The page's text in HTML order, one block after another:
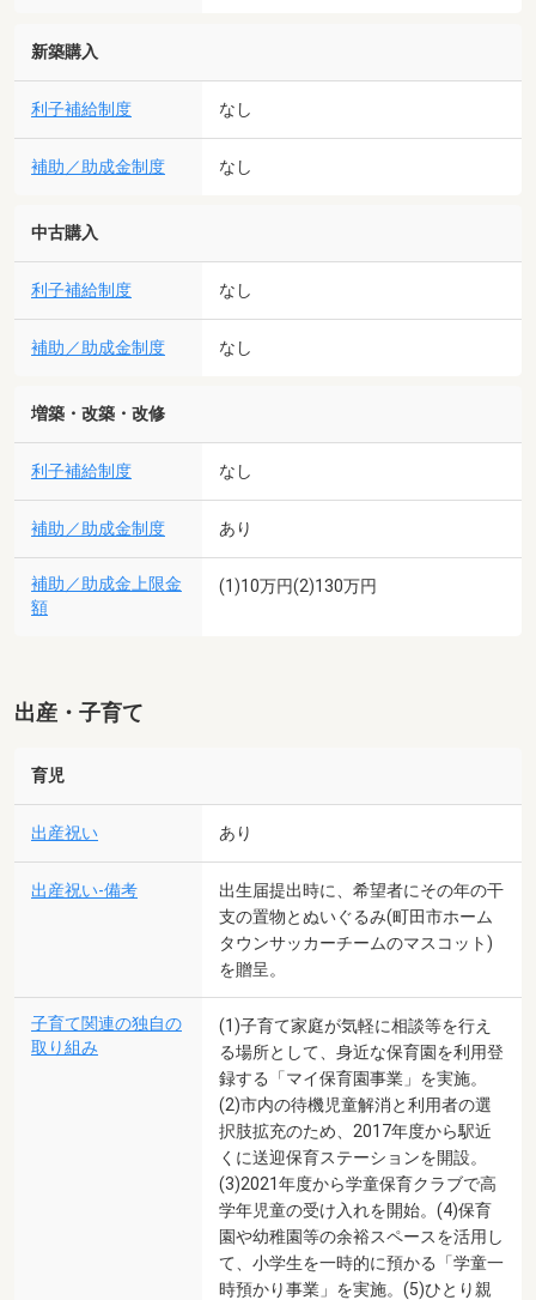
新築購入
利子補給制度 なし
補助／助成金制度 なし
中古購入
利子補給制度 なし
補助／助成金制度 なし
増築・改築・改修
利子補給制度 なし
補助／助成金制度 あり
補助／助成金上限金
額
(1)10万円(2)130万円
出産・子育て
育児
出産祝い あり
出産祝い-備考
出生届提出時に、希望者にその年の干
支の置物とぬいぐるみ(町田市ホーム
タウンサッカーチームのマスコット)
を贈呈。
子育て関連の独自の
取り組み
(1)子育て家庭が気軽に相談等を行え
る場所として、身近な保育園を利用登
録する「マイ保育園事業」を実施。
(2)市内の待機児童解消と利用者の選
択肢拡充のため、2017年度から駅近
くに送迎保育ステーションを開設。
(3)2021年度から学童保育クラブで高
学年児童の受け入れを開始。(4)保育
園や幼稚園等の余裕スペースを活用し
て、小学生を一時的に預かる「学童一
時預かり事業」を実施。(5)ひとり親